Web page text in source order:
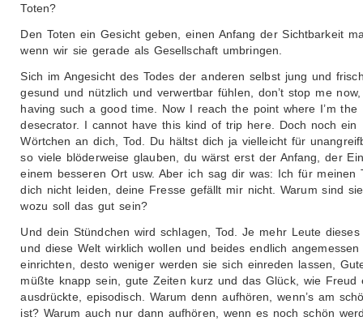
Toten?
Den Toten ein Gesicht geben, einen Anfang der Sichtbarkeit
wenn wir sie gerade als Gesellschaft umbringen.
Sich im Angesicht des Todes der anderen selbst jung und
gesund und nützlich und verwertbar fühlen, don’t stop me now,
having such a good time. Now I reach the point where I’m the
desecrator. I cannot have this kind of trip here. Doch noch ein
Wörtchen an dich, Tod. Du hältst dich ja vielleicht für
so viele blöderweise glauben, du wärst erst der Anfang, der
einem besseren Ort usw. Aber ich sag dir was: Ich für meinen
dich nicht leiden, deine Fresse gefällt mir nicht. Warum sind
wozu soll das gut sein?
Und dein Stündchen wird schlagen, Tod. Je mehr Leute dieses
und diese Welt wirklich wollen und beides endlich angemessen
einrichten, desto weniger werden sie sich einreden lassen,
müßte knapp sein, gute Zeiten kurz und das Glück, wie Freud
ausdrückte, episodisch. Warum denn aufhören, wenn’s am
ist? Warum auch nur dann aufhören, wenn es noch schön